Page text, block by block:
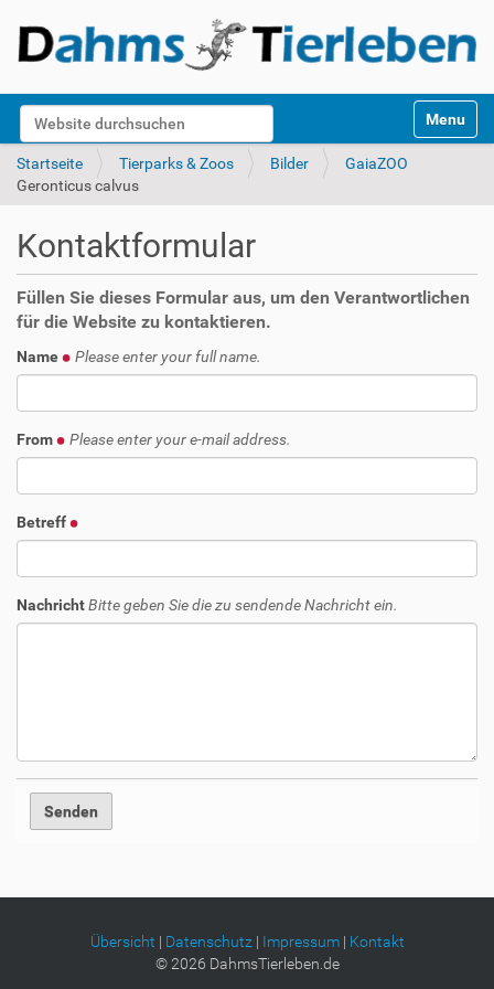
Website durchsuchen
k
Toggle
Startseite Tierparks & Zoos Bilder
GaiaZOO
Geronticus calvus
Kontaktformular
Füllen Sie dieses Formular aus, um den Verantwortlichen
für die Website zu kontaktieren.
Name Please enter your full name.
From Please enter your e-mail address.
Betreff
NachrichtBitte geben Sie die zu sendende Nachricht ein.
Übersicht | Datenschutz| Impressum| Kontakt
©2026 DahmsTierleben.de